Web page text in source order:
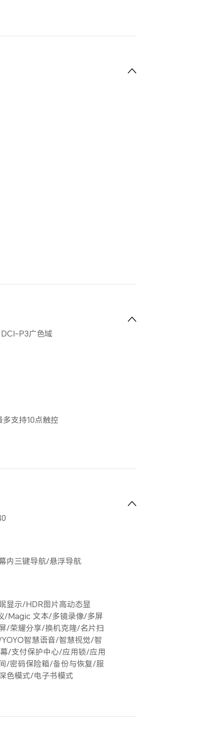
DCI-P3广色域
多支持10点触控
内三键导航/悬浮导航
显示/HDR图片高动态显
/Magic 文本/多镜录像/多屏
/荣耀分享/换机克隆/名片扫
智慧语音/智慧视觉/智
/支付保护中心/应用锁/应用
/密码保险箱/备份与恢复/服
色模式/电子书模式